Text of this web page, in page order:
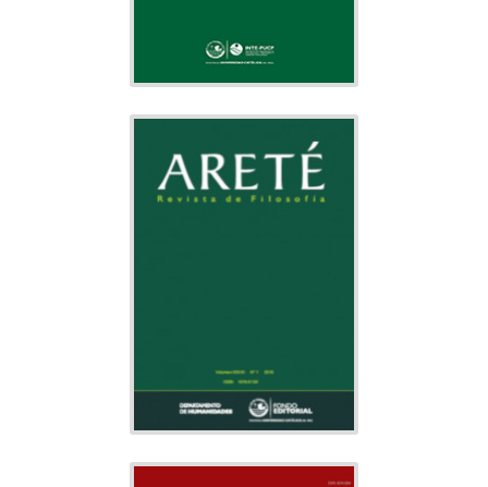
ARETÉ
Tema:
Filosofía
Editado por:
Departamento